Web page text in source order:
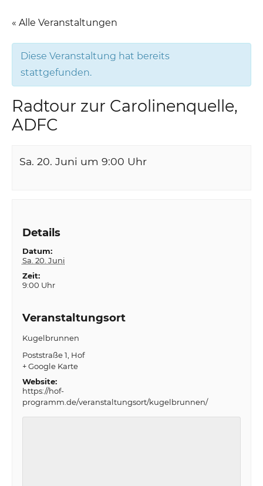
« Alle Veranstaltungen
Diese Veranstaltung hat bereits
stattgefunden.
Radtour zur Carolinenquelle,
ADFC
Sa. 20. Juni um 9:00 Uhr
Details
Datum:
Sa. 20. Juni
Zeit:
9:00 Uhr
Veranstaltungsort
Kugelbrunnen
Poststraße 1 Hof
+ Google Karte
Website:
https://hof-
programm.de/veranstaltungsort/kugelbrunnen/